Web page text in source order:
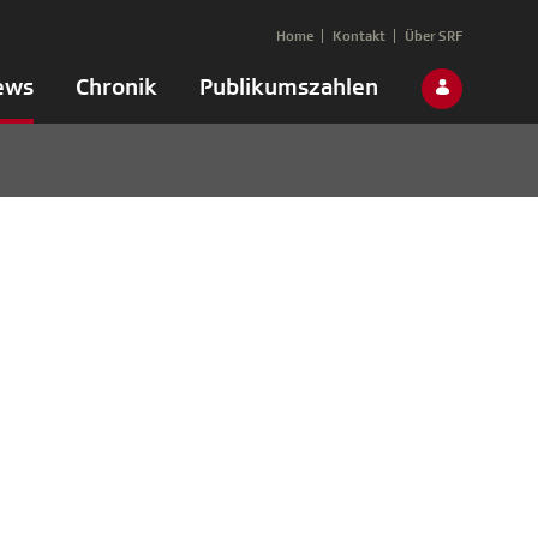
Chronik Publikumszahlen
Home Kontakt Über SRF